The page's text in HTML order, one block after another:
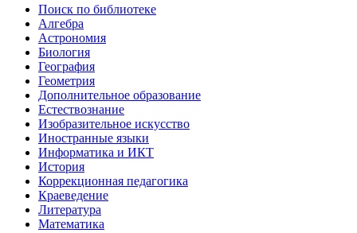
Поиск по библиотеке
Алгебра
Астрономия
Биология
География
Геометрия
Дополнительное образование
Естествознание
Изобразительное искусство
Иностранные языки
Информатика и ИКТ
История
Коррекционная педагогика
Краеведение
Литература
Математика